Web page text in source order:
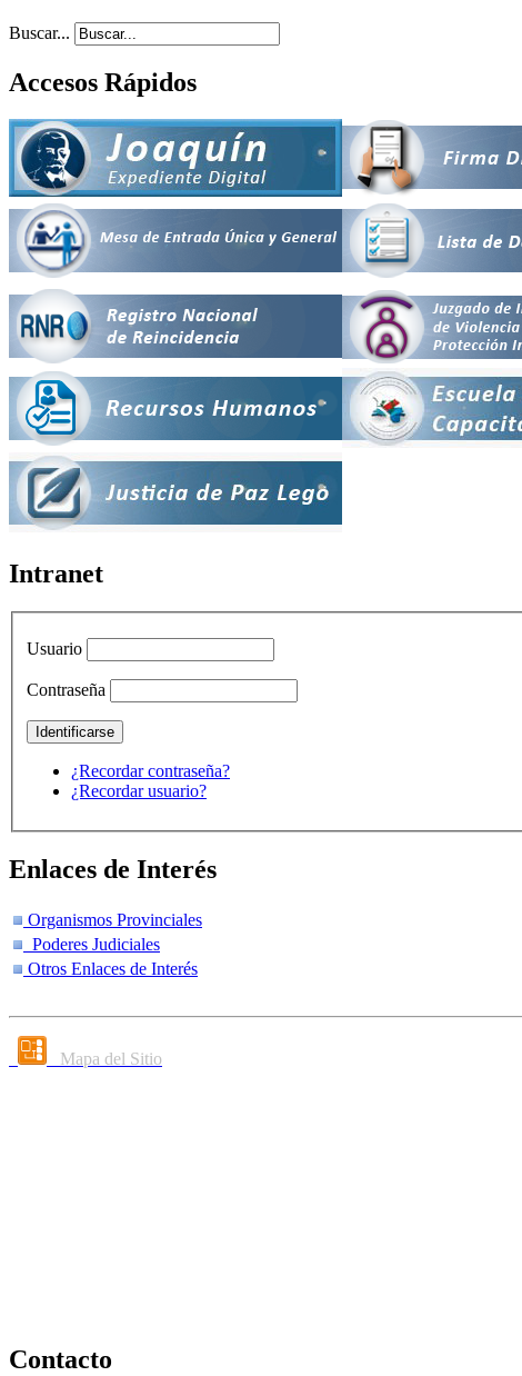
Buscar...
Accesos Rápidos
Intranet
Usuario
Contraseña
¿Recordar contraseña?
¿Recordar usuario?
Enlaces de Interés
Organismos Provinciales
Poderes Judiciales
Otros Enlaces de Interés
Mapa del Sitio
Contacto